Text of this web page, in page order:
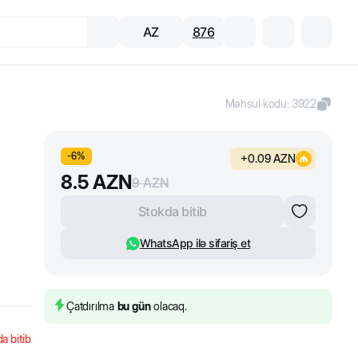
AZ 876
Məhsul kodu: 3922
bitib
-6% +0.09AZN
8.5AZN9 AZN
Stokda bitib
WhatsApp ilə sifariş et
Çatdırılma bu günolacaq.